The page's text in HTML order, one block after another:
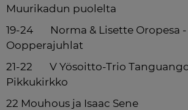
Muurikadun puolelta
19-24       Norma & Lisette
Oopperajuhlat
21-22       V Yösoitto-Trio
Pikkukirkko
22 Mouhous ja Isaac Sene